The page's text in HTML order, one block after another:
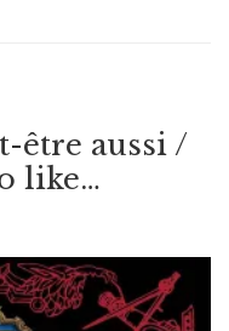
être aussi /
like…